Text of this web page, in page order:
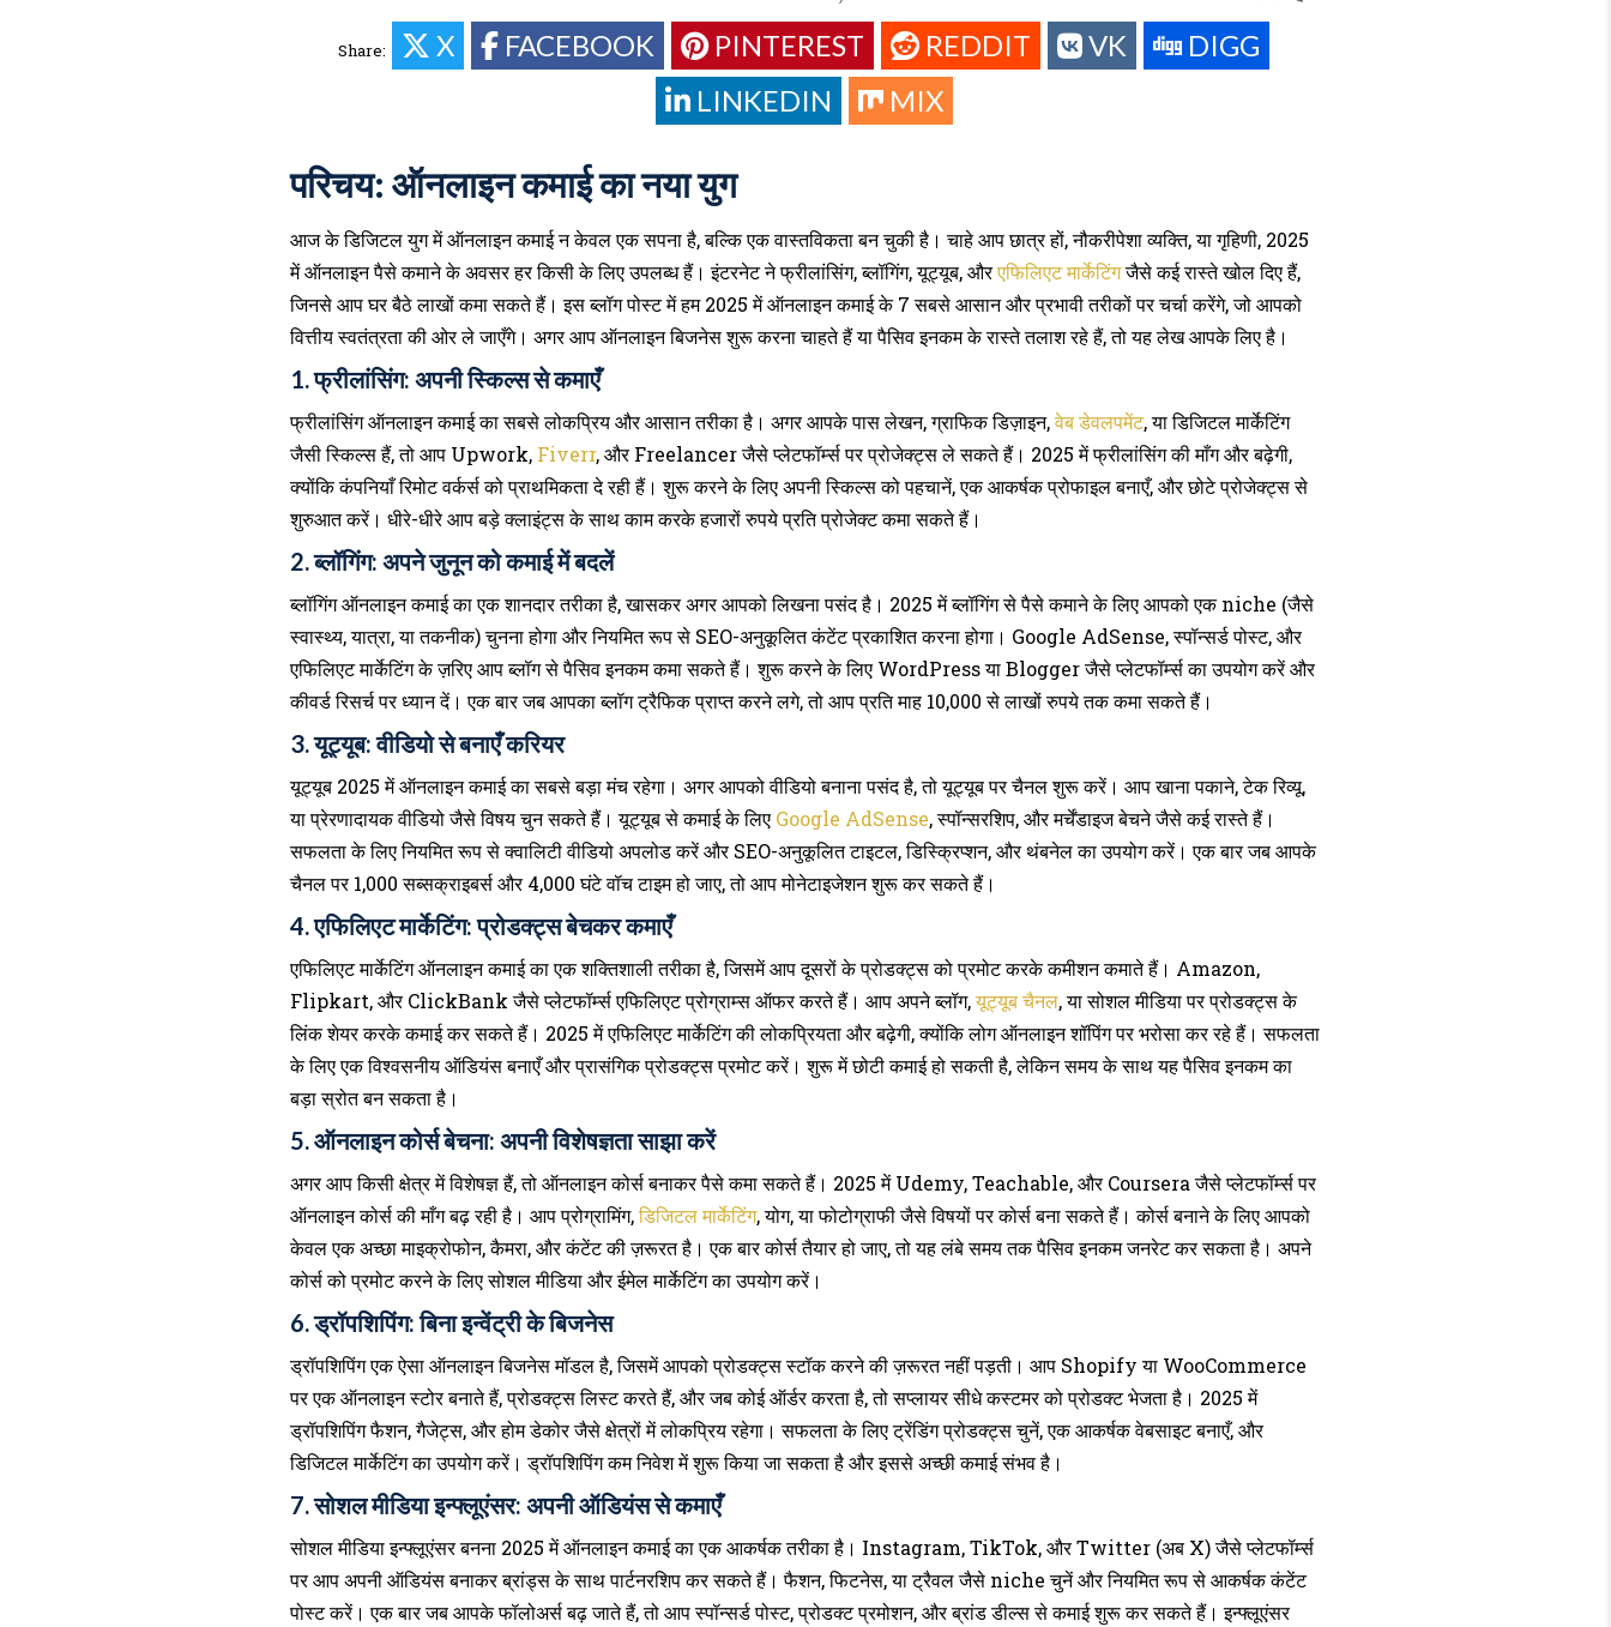
2025
ऑनलाइन
तरीके:
घर
बैठे
लाखों
IN
Share: X FACEBOOK PINTEREST REDDIT VK
DIGG
LINKEDIN
MIX
परिचय: ऑनलाइन कमाई का नया युग
आज के डिजिटल युग में ऑनलाइन कमाई न केवल एक सपना है, बल्कि एक वास्तविकता बन चुकी है। चाहे आप छात्र हों, नौकरीपेशा व्यक्ति, या गृहिणी, 2025
में ऑनलाइन पैसे कमाने के अवसर हर किसी के लिए उपलब्ध हैं। इंटरनेट ने फ्रीलांसिंग, ब्लॉगिंग, यूट्यूब, औरएफिलिएट मार्केटिंगजैसे कई रास्ते खोल दिए हैं,
जिनसे आप घर बैठे लाखों कमा सकते हैं। इस ब्लॉग पोस्ट में हम 2025 में ऑनलाइन कमाई के 7 सबसे आसान और प्रभावी तरीकों पर चर्चा करेंगे, जो आपको
वित्तीय स्वतंत्रता की ओर ले जाएँगे। अगर आप ऑनलाइन बिजनेस शुरू करना चाहते हैं या पैसिव इनकम के रास्ते तलाश रहे हैं, तो यह लेख आपके लिए है।
1. फ्रीलांसिंग: अपनी स्किल्स से कमाएँ
फ्रीलांसिंग ऑनलाइन कमाई का सबसे लोकप्रिय और आसान तरीका है। अगर आपके पास लेखन, ग्राफिक डिज़ाइन,वेब डेवलपमेंट, या डिजिटल मार्केटिंग
जैसी स्किल्स हैं, तो आप Upwork, Fiverr, और Freelancer जैसे प्लेटफॉर्म्स पर प्रोजेक्ट्स ले सकते हैं। 2025 में फ्रीलांसिंग की माँग और बढ़ेगी,
क्योंकि कंपनियाँ रिमोट वर्कर्स को प्राथमिकता दे रही हैं। शुरू करने के लिए अपनी स्किल्स को पहचानें, एक आकर्षक प्रोफाइल बनाएँ, और छोटे प्रोजेक्ट्स से
शुरुआत करें। धीरे-धीरे आप बड़े क्लाइंट्स के साथ काम करके हजारों रुपये प्रति प्रोजेक्ट कमा सकते हैं।
2. ब्लॉगिंग: अपने जुनून को कमाई में बदलें
ब्लॉगिंग ऑनलाइन कमाई का एक शानदार तरीका है, खासकर अगर आपको लिखना पसंद है। 2025 में ब्लॉगिंग से पैसे कमाने के लिए आपको एक niche (जैसे
स्वास्थ्य, यात्रा, या तकनीक) चुनना होगा और नियमित रूप से SEO-अनुकूलित कंटेंट प्रकाशित करना होगा। Google AdSense, स्पॉन्सर्ड पोस्ट, और
एफिलिएट मार्केटिंग के ज़रिए आप ब्लॉग से पैसिव इनकम कमा सकते हैं। शुरू करने के लिए WordPress या Blogger जैसे प्लेटफॉर्म्स का उपयोग करें और
कीवर्ड रिसर्च पर ध्यान दें। एक बार जब आपका ब्लॉग ट्रैफिक प्राप्त करने लगे, तो आप प्रति माह 10,000 से लाखों रुपये तक कमा सकते हैं।
3. यूट्यूब: वीडियो से बनाएँ करियर
यूट्यूब 2025 में ऑनलाइन कमाई का सबसे बड़ा मंच रहेगा। अगर आपको वीडियो बनाना पसंद है, तो यूट्यूब पर चैनल शुरू करें। आप खाना पकाने, टेक रिव्यू,
या प्रेरणादायक वीडियो जैसे विषय चुन सकते हैं। यूट्यूब से कमाई के लिए Google AdSense, स्पॉन्सरशिप, और मर्चेंडाइज बेचने जैसे कई रास्ते हैं।
सफलता के लिए नियमित रूप से क्वालिटी वीडियो अपलोड करें और SEO-अनुकूलित टाइटल, डिस्क्रिप्शन, और थंबनेल का उपयोग करें। एक बार जब आपके
चैनल पर 1,000 सब्सक्राइबर्स और 4,000 घंटे वॉच टाइम हो जाए, तो आप मोनेटाइजेशन शुरू कर सकते हैं।
4. एफिलिएट मार्केटिंग: प्रोडक्ट्स बेचकर कमाएँ
एफिलिएट मार्केटिंग ऑनलाइन कमाई का एक शक्तिशाली तरीका है, जिसमें आप दूसरों के प्रोडक्ट्स को प्रमोट करके कमीशन कमाते हैं। Amazon,
Flipkart, और ClickBank जैसे प्लेटफॉर्म्स एफिलिएट प्रोग्राम्स ऑफर करते हैं। आप अपने ब्लॉग,यूट्यूब चैनल, या सोशल मीडिया पर प्रोडक्ट्स के
लिंक शेयर करके कमाई कर सकते हैं। 2025 में एफिलिएट मार्केटिंग की लोकप्रियता और बढ़ेगी, क्योंकि लोग ऑनलाइन शॉपिंग पर भरोसा कर रहे हैं। सफलता
के लिए एक विश्वसनीय ऑडियंस बनाएँ और प्रासंगिक प्रोडक्ट्स प्रमोट करें। शुरू में छोटी कमाई हो सकती है, लेकिन समय के साथ यह पैसिव इनकम का
बड़ा स्रोत बन सकता है।
5. ऑनलाइन कोर्स बेचना: अपनी विशेषज्ञता साझा करें
अगर आप किसी क्षेत्र में विशेषज्ञ हैं, तो ऑनलाइन कोर्स बनाकर पैसे कमा सकते हैं। 2025 में Udemy, Teachable, और Coursera जैसे प्लेटफॉर्म्स पर
ऑनलाइन कोर्स की माँग बढ़ रही है। आप प्रोग्रामिंग,डिजिटल मार्केटिंग, योग, या फोटोग्राफी जैसे विषयों पर कोर्स बना सकते हैं। कोर्स बनाने के लिए आपको
केवल एक अच्छा माइक्रोफोन, कैमरा, और कंटेंट की ज़रूरत है। एक बार कोर्स तैयार हो जाए, तो यह लंबे समय तक पैसिव इनकम जनरेट कर सकता है। अपने
कोर्स को प्रमोट करने के लिए सोशल मीडिया और ईमेल मार्केटिंग का उपयोग करें।
6. ड्रॉपशिपिंग: बिना इन्वेंट्री के बिजनेस
ड्रॉपशिपिंग एक ऐसा ऑनलाइन बिजनेस मॉडल है, जिसमें आपको प्रोडक्ट्स स्टॉक करने की ज़रूरत नहीं पड़ती। आप Shopify या WooCommerce
पर एक ऑनलाइन स्टोर बनाते हैं, प्रोडक्ट्स लिस्ट करते हैं, और जब कोई ऑर्डर करता है, तो सप्लायर सीधे कस्टमर को प्रोडक्ट भेजता है। 2025 में
ड्रॉपशिपिंग फैशन, गैजेट्स, और होम डेकोर जैसे क्षेत्रों में लोकप्रिय रहेगा। सफलता के लिए ट्रेंडिंग प्रोडक्ट्स चुनें, एक आकर्षक वेबसाइट बनाएँ, और
डिजिटल मार्केटिंग का उपयोग करें। ड्रॉपशिपिंग कम निवेश में शुरू किया जा सकता है और इससे अच्छी कमाई संभव है।
7. सोशल मीडिया इन्फ्लूएंसर: अपनी ऑडियंस से कमाएँ
सोशल मीडिया इन्फ्लूएंसर बनना 2025 में ऑनलाइन कमाई का एक आकर्षक तरीका है। Instagram, TikTok, और Twitter (अब X) जैसे प्लेटफॉर्म्स
पर आप अपनी ऑडियंस बनाकर ब्रांड्स के साथ पार्टनरशिप कर सकते हैं। फैशन, फिटनेस, या ट्रैवल जैसे niche चुनें और नियमित रूप से आकर्षक कंटेंट
पोस्ट करें। एक बार जब आपके फॉलोअर्स बढ़ जाते हैं, तो आप स्पॉन्सर्ड पोस्ट, प्रोडक्ट प्रमोशन, और ब्रांड डील्स से कमाई शुरू कर सकते हैं। इन्फ्लूएंसर